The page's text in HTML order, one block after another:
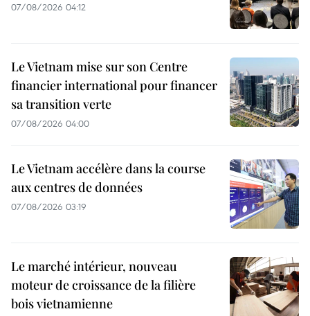
07/08/2026 04:12
Le Vietnam mise sur son Centre
financier international pour financer
sa transition verte
07/08/2026 04:00
Le Vietnam accélère dans la course
aux centres de données
07/08/2026 03:19
Le marché intérieur, nouveau
moteur de croissance de la filière
bois vietnamienne